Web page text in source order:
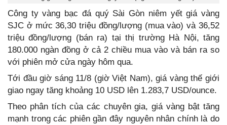
Công ty vàng bạc đá quý Sài Gòn niêm yết giá vàng
SJC ở mức 36,30 triệu đồng/lượng (mua vào) và 36,52
triệu đồng/lượng (bán ra) tại thị trường Hà Nội, tăng
180.000 ngàn đồng ở cả 2 chiều mua vào và bán ra so
với phiên mở cửa ngày hôm qua.
Tới đầu giờ sáng 11/8 (giờ Việt Nam), giá vàng thế giới
giao ngay tăng khoảng 10 USD lên 1.283,7 USD/ounce.
Theo phân tích của các chuyên gia, giá vàng bật tăng
mạnh trong các phiên gần đây nguyên nhân chính là do